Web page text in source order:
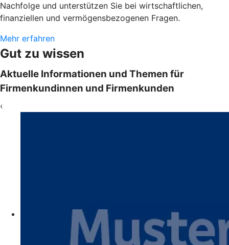
Nachfolge und unterstützen Sie bei wirtschaftlichen,
finanziellen und vermögensbezogenen Fragen.
Mehr erfahren
Gut zu wissen
Aktuelle Informationen und Themen für
Firmenkundinnen und Firmenkunden
‹